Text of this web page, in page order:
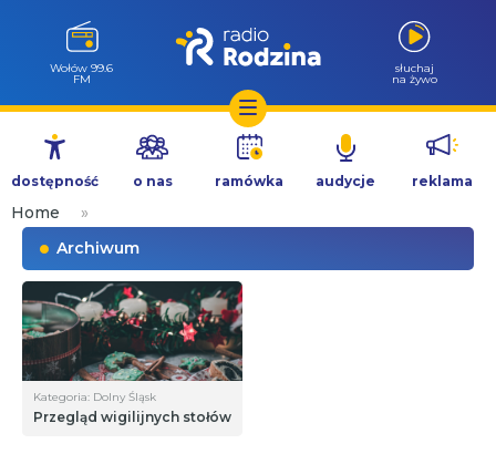
Przejdź
treści
Wołów 99.6
FM
słuchaj
na żywo
dostępność o nas ramówka audycje reklama
Home
»
Archiwum
Kategoria: Dolny Śląsk
Przegląd wigilijnych stołów